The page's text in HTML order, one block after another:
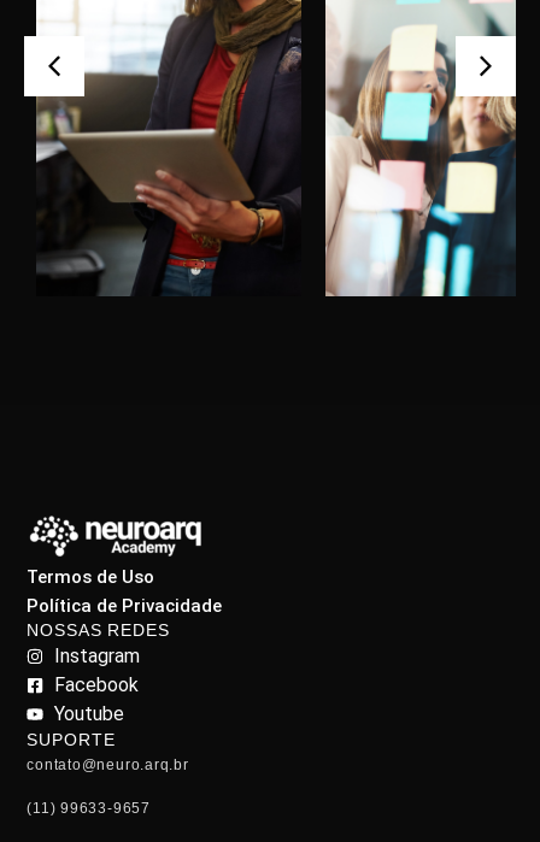
Termos de Uso
Política de Privacidade
NOSSAS REDES
Instagram
Facebook
Youtube
SUPORTE
contato@neuro.arq.br
(11) 99633-9657